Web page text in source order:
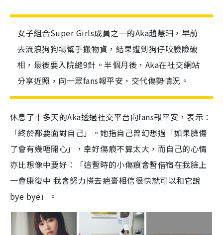
女子組合Super Girls成員之一的Aka趙慧珊，早前
去流浪狗狗場幫手搬物資，結果遭到狗仔咬臉險破
相，最後要入院縫9針。半個月後，Aka在社交網站
分享近照，向一眾fans報平安，交代傷勢情況。
休息了十多天的Aka透過社交平台向fans報平安，表示：
「終於都要面對自己」。她指自己曾幻想過「如果臉傷
了會有幾唔開心」，幸好傷痕不算太大，而自己的心情
亦比想像中要好：「這暫時的小傷痕會暫借宿在我臉上
一會康復中 我會努力搽去疤膏相信很快就可以和它說
bye bye」。